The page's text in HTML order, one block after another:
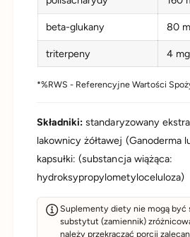
40% wszystkich naturalnie
polisacharydów.
20% beta-glukanów
1% triterpenów
wszystkich aktywnych składników
spektrum działania.
Aliness Reishi 400 mg nie zawiera
wegan. Produkt nie zawiera
technologicznych, konserwantów
beta-glukany 80
triterpeny 4 mg
*%RWS - Referencyjne Wartości
Składniki: standaryzowany
lakownicy żółtawej (Ganoderma
kapsułki: (substancja wiążąca:
hydroksypropylometyloceluloza)
Suplementy diety nie mogą być
substytut (zamiennik)
należy przekraczać porcji